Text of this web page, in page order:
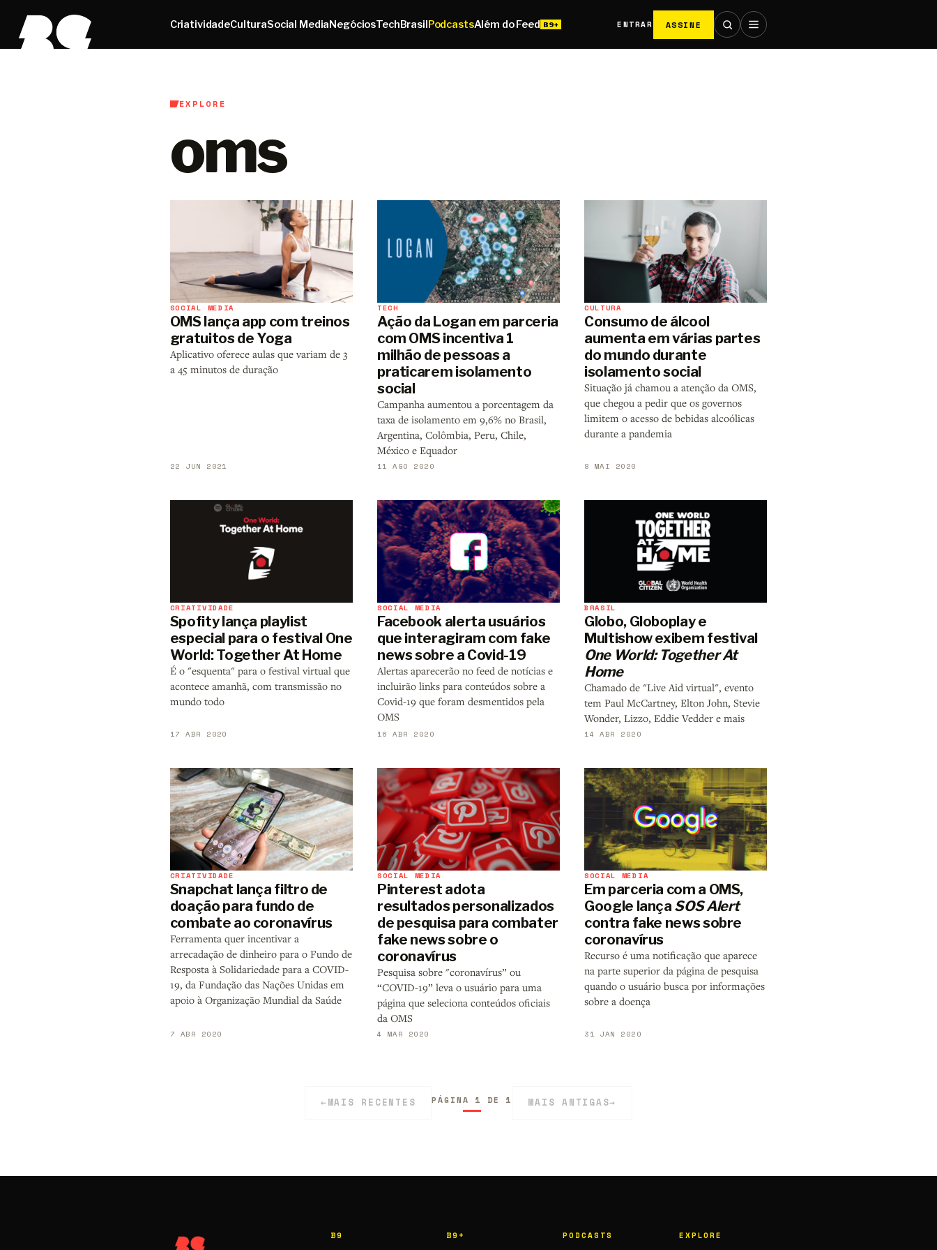
CriatividadeCulturaSocial MediaNegóciosTechBrasilPodcastsAlém do Feed ENTRAR ASSINE
EXPLORE
oms
SOCIAL MEDIA
OMS lança app com treinos
gratuitos de Yoga
Aplicativo oferece aulas que variam de 3
a 45 minutos de duração
22 JUN 2021
TECH
Ação da Logan em parceria
com OMS incentiva 1
milhão de pessoas a
praticarem isolamento
social
Campanha aumentou a porcentagem da
taxa de isolamento em 9,6% no Brasil,
Argentina, Colômbia, Peru, Chile,
México e Equador
11 AGO 2020
CULTURA
Consumo de álcool
aumenta em várias partes
do mundo durante
isolamento social
Situação já chamou a atenção da OMS,
que chegou a pedir que os governos
limitem o acesso de bebidas alcoólicas
durante a pandemia
8 MAI 2020
CRIATIVIDADE
Spofity lança playlist
especial para o festival One
World: Together At Home
É o "esquenta" para o festival virtual que
acontece amanhã, com transmissão no
mundo todo
17 ABR 2020
SOCIAL MEDIA
Facebook alerta usuários
que interagiram com fake
news sobre a Covid-19
Alertas aparecerão no feed de notícias e
incluirão links para conteúdos sobre a
Covid-19 que foram desmentidos pela
OMS
16 ABR 2020
BRASIL
Globo, Globoplay e
Multishow exibem festival
One World: Together At
Home
Chamado de "Live Aid virtual", evento
tem Paul McCartney, Elton John, Stevie
Wonder, Lizzo, Eddie Vedder e mais
14 ABR 2020
CRIATIVIDADE
Snapchat lança filtro de
doação para fundo de
combate ao coronavírus
Ferramenta quer incentivar a
arrecadação de dinheiro para o Fundo de
Resposta à Solidariedade para a COVID-
19, da Fundação das Nações Unidas em
apoio à Organização Mundial da Saúde
7 ABR 2020
SOCIAL MEDIA
Pinterest adota
resultados personalizados
de pesquisa para combater
fake news sobre o
coronavírus
Pesquisa sobre "coronavírus” ou
“COVID-19” leva o usuário para uma
página que seleciona conteúdos oficiais
da OMS
4 MAR 2020
SOCIAL MEDIA
Em parceria com a OMS,
Google lança SOS Alert
contra fake news sobre
coronavírus
Recurso é uma notificação que aparece
na parte superior da página de pesquisa
quando o usuário busca por informações
sobre a doença
31 JAN 2020
←MAIS RECENTES PÁGINA 1 DE 1 MAIS ANTIGAS→
B9 B9+ PODCASTS EXPLORE